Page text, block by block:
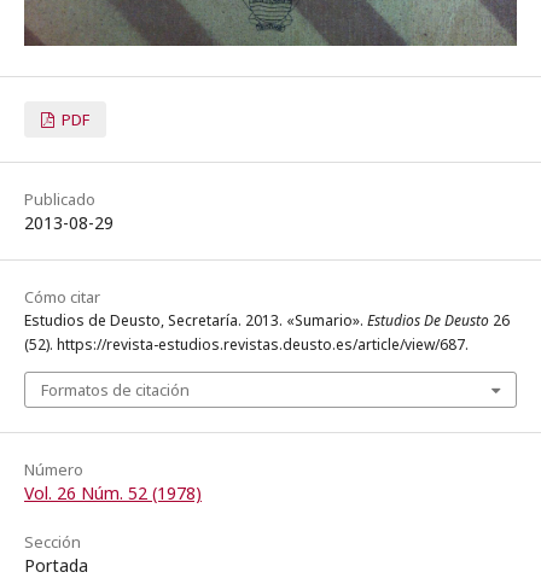
PDF
Publicado
2013-08-29
Cómo citar
Estudios de Deusto, Secretaría. 2013. «Sumario». Estudios De Deusto 26
(52). https://revista-estudios.revistas.deusto.es/article/view/687.
Formatos de citación
Número
Vol. 26 Núm. 52 (1978)
Sección
Portada